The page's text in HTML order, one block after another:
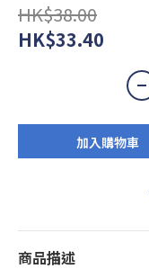
HK$38.00
HK$33.40
加入購物車
商品描述